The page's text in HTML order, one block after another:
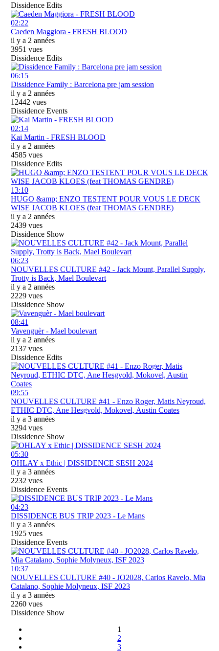
Dissidence Edits
02:22
Caeden Maggiora - FRESH BLOOD
il y a 2 années
3951 vues
Dissidence Edits
06:15
Dissidence Family : Barcelona pre jam session
il y a 2 années
12442 vues
Dissidence Events
02:14
Kai Martin - FRESH BLOOD
il y a 2 années
4585 vues
Dissidence Edits
13:10
HUGO &amp; ENZO TESTENT POUR VOUS LE DECK
WISE JACOB KLOES (feat THOMAS GENDRE)
il y a 2 années
2439 vues
Dissidence Show
06:23
NOUVELLES CULTURE #42 - Jack Mount, Parallel Supply,
Trotty is Back, Mael Boulevart
il y a 2 années
2229 vues
Dissidence Show
08:41
Vavenguèr - Mael boulevart
il y a 2 années
2137 vues
Dissidence Edits
09:55
NOUVELLES CULTURE #41 - Enzo Roger, Matis Neyroud,
ETHIC DTC, Ane Hesgvold, Mokovel, Austin Coates
il y a 3 années
3294 vues
Dissidence Show
05:30
OHLAY x Ethic | DISSIDENCE SESH 2024
il y a 3 années
2232 vues
Dissidence Events
04:23
DISSIDENCE BUS TRIP 2023 - Le Mans
il y a 3 années
1925 vues
Dissidence Events
10:37
NOUVELLES CULTURE #40 - JO2028, Carlos Ravelo, Mia
Catalano, Sophie Molyneux, ISF 2023
il y a 3 années
2260 vues
Dissidence Show
1
2
3